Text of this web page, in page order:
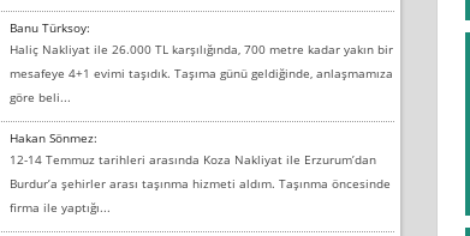
Banu Türksoy:
Haliç Nakliyat ile 26.000 TL karşılığında, 700 metre kadar yakın bir
mesafeye 4+1 evimi taşıdık. Taşıma günü geldiğinde, anlaşmamıza
göre beli...
Hakan Sönmez:
12-14 Temmuz tarihleri arasında Koza Nakliyat ile Erzurum’dan
Burdur’a şehirler arası taşınma hizmeti aldım. Taşınma öncesinde
firma ile yaptığı...